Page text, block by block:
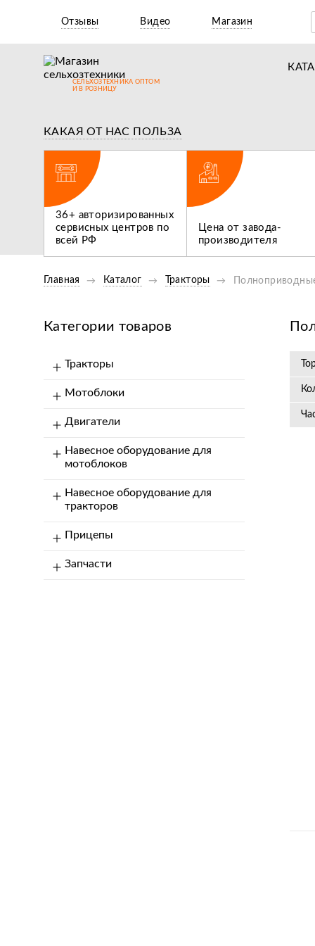
Отзывы Видео Магазин
СЕЛЬХОЗТЕХНИКА ОПТОМ
И В РОЗНИЦУ
КАКАЯ ОТ НАС ПОЛЬЗА
36+ авторизированных
сервисных центров по
всей РФ
Цена от завода-
производителя
Обзор Опрыскивателей
Flagman 300/1 И Flagman
400/1
Нам
трактор
Главная Каталог Тракторы
Категории товаров
Тракторы
Мотоблоки
Двигатели
Навесное оборудование для
мотоблоков
Навесное оборудование для
тракторов
Прицепы
Запчасти